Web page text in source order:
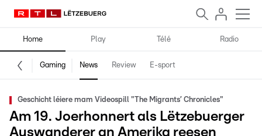
Home Play Télé Radio
Gaming News Review E-sport
Geschicht léiere mam Videospill "The Migrants’ Chronicles"
Am 19. Joerhonnert als Lëtzebuerger
Auswanderer an Amerika reesen